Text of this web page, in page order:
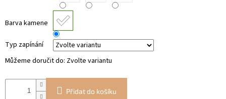
Barva kamene
Typ zapínání
Můžeme doručit do: Zvolte variantu
Přidat do košíku